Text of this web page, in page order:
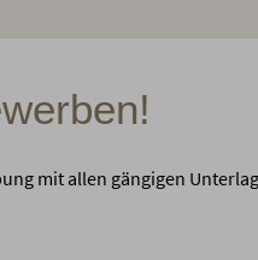
mit allen gängigen